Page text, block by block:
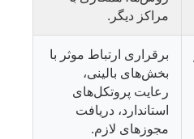
مراکز دیگر.
برقراری ارتباط موثر با
بخش‌های بالینی،
رعایت پروتکل‌های
استاندارد، دریافت
مجوزهای لازم.